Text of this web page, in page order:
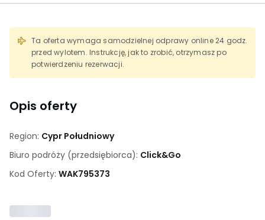
Ta oferta wymaga samodzielnej odprawy online 24 godz.
przed wylotem. Instrukcję, jak to zrobić, otrzymasz po
potwierdzeniu rezerwacji.
Opis oferty
Region: Cypr Południowy
Biuro podróży (przedsiębiorca): Click&Go
Kod Oferty: WAK795373